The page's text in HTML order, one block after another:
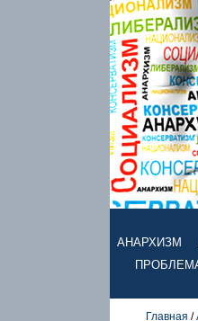
АНАРХИЗМ
Главная /